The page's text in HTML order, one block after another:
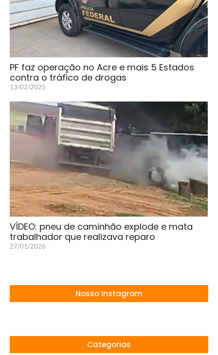
PF faz operação no Acre e mais 5 Estados
contra o tráfico de drogas
13/02/2025
VÍDEO: pneu de caminhão explode e mata
trabalhador que realizava reparo
27/01/2026
Nosso Instagram
Categorias